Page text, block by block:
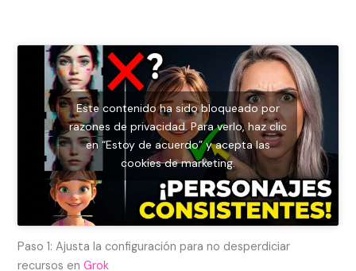
Este contenido ha sido bloqueado por
razones de privacidad. Para verlo, haz clic
en “Estoy de acuerdo” y acepta las
cookies de marketing.
Paso 1: Ajusta la configuración para no desperdiciar
recursos enGrok